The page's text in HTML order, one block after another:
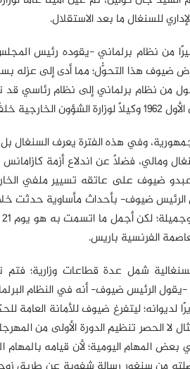
للسنغال ما بعد الاستقلال.
من نظام برلماني -يقوده رئيس
ضيوف هذا التحوُّل؛ مما أدى إلى عزله
من نظام برلماني إلى نظام رئاسي
تيام.
عامًّا لرئاسة الجمهورية، وفي هذه الفترة يعرف
ومالي، فضلاً عن اندلاع أزمة كازامانس
عبدو ضيوف على عاتقه تسيير ملفي
للرئاسة، وقد اتسمت هذه السنة 1963 -يقول الرئيس ضيوف-
الفرنسية باريس.
في الإدارة السنغالية شمل عدة قطاعات
-يقول الرئيس ضيوف- أنه في النظام
عين الرئيس سنغور مديرًا لديوانه؛ ليتفرغ ضيوف
الحصر تنظيم الدورة الأولى من
اليومية؛ لأن قيامه بالمهام